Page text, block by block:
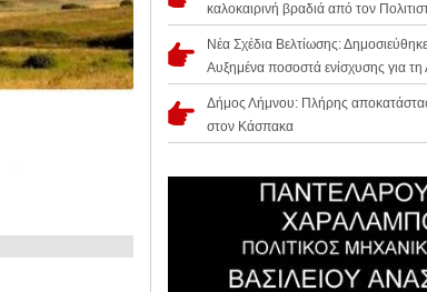
καλοκαιρινή βραδιά από τον
Νέα Σχέδια Βελτίωσης:
Αυξημένα ποσοστά ενίσχυσης για
Δήμος Λήμνου: Πλήρης
στον Κάσπακα